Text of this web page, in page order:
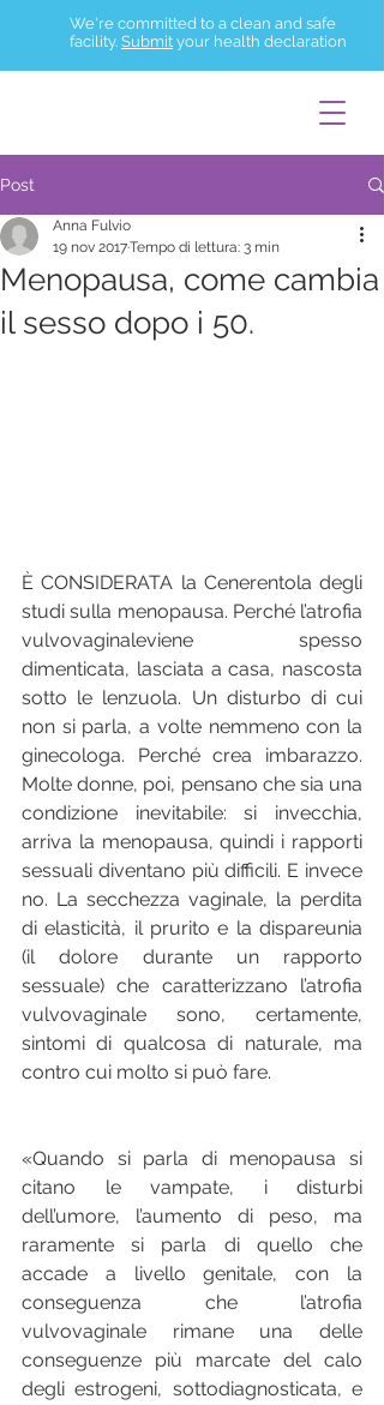
We're committed to a clean and safe
facility. Submit your health declaration
Post
Menopausa, come cambia
il sesso dopo i 50.
Anna Fulvio
19 nov 2017Tempo di lettura: 3 min
È CONSIDERATA la Cenerentola degli
studi sulla menopausa. Perché l’atrofia
vulvovaginaleviene spesso
dimenticata, lasciata a casa, nascosta
sotto le lenzuola. Un disturbo di cui
non si parla, a volte nemmeno con la
ginecologa. Perché crea imbarazzo.
Molte donne, poi, pensano che sia una
condizione inevitabile: si invecchia,
arriva la menopausa, quindi i rapporti
sessuali diventano più difficili. E invece
no. La secchezza vaginale, la perdita
di elasticità, il prurito e la dispareunia
(il dolore durante un rapporto
sessuale) che caratterizzano l’atrofia
vulvovaginale sono, certamente,
sintomi di qualcosa di naturale, ma
contro cui molto si può fare.
«Quando si parla di menopausa si
citano le vampate, i disturbi
dell’umore, l’aumento di peso, ma
raramente si parla di quello che
accade a livello genitale, con la
conseguenza che l’atrofia
vulvovaginale rimane una delle
conseguenze più marcate del calo
degli estrogeni, sottodiagnosticata, e